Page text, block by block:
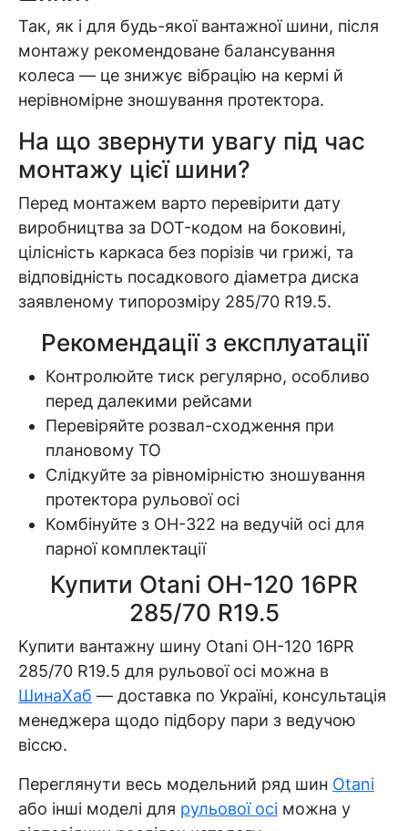
Так, як і для будь-якої вантажної шини, після
монтажу рекомендоване балансування
колеса — це знижує вібрацію на кермі й
нерівномірне зношування протектора.
На що звернути увагу під час
монтажу цієї шини?
Перед монтажем варто перевірити дату
виробництва за DOT-кодом на боковині,
цілісність каркаса без порізів чи грижі, та
відповідність посадкового діаметра диска
заявленому типорозміру 285/70 R19.5.
Рекомендації з експлуатації
Контролюйте тиск регулярно, особливо
перед далекими рейсами
Перевіряйте розвал-сходження при
плановому ТО
Слідкуйте за рівномірністю зношування
протектора рульової осі
Комбінуйте з OH-322 на ведучій осі для
парної комплектації
Купити Otani OH-120 16PR
285/70 R19.5
Купити вантажну шину Otani OH-120 16PR
285/70 R19.5 для рульової осі можна в
ШинаХаб — доставка по Україні, консультація
менеджера щодо підбору пари з ведучою
віссю.
Переглянути весь модельний ряд шин Otani
або інші моделі для рульової осі можна у